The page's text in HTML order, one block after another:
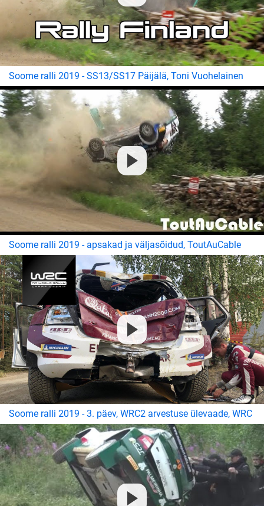
Soome ralli 2019 - SS13/SS17 Päijälä, Toni Vuohelainen
Soome ralli 2019 - apsakad ja väljasõidud, ToutAuCable
Soome ralli 2019 - 3. päev, WRC2 arvestuse ülevaade, WRC